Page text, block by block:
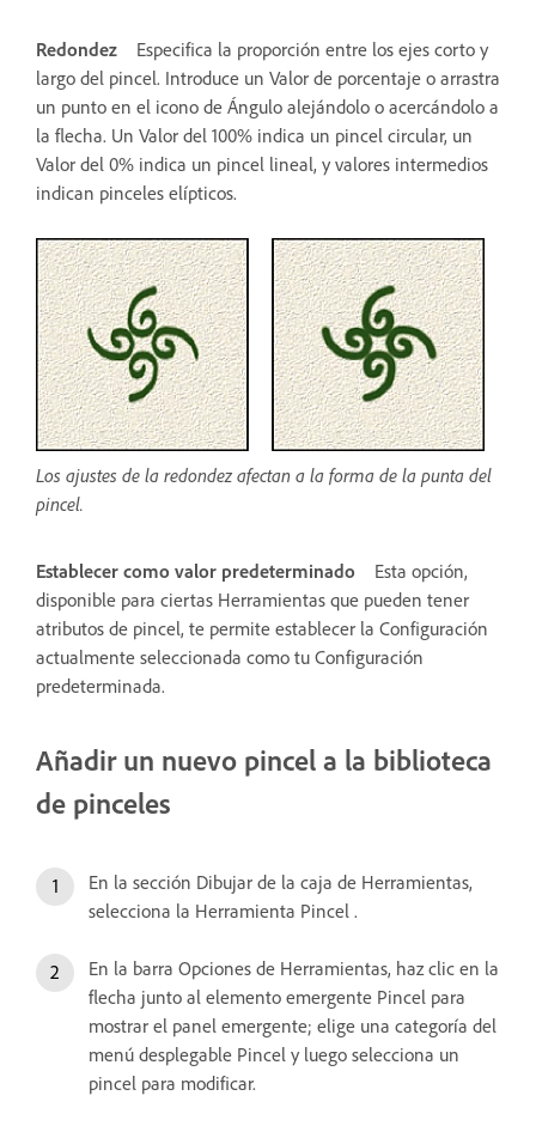
Redondez
Especifica la proporción entre los ejes corto y
largo del pincel. Introduce un Valor de porcentaje o arrastra
un punto en el icono de Ángulo alejándolo o acercándolo a
la flecha. Un Valor del 100% indica un pincel circular, un
Valor del 0% indica un pincel lineal, y valores intermedios
indican pinceles elípticos.
Los ajustes de la redondez afectan a la forma de la punta del
pincel.
Establecer como valor predeterminado
Esta opción,
disponible para ciertas Herramientas que pueden tener
atributos de pincel, te permite establecer la Configuración
actualmente seleccionada como tu Configuración
predeterminada.
Añadir un nuevo pincel a la biblioteca
de pinceles
En la sección Dibujar de la caja de Herramientas,
selecciona la Herramienta Pincel .
En la barra Opciones de Herramientas, haz clic en la
flecha junto al elemento emergente Pincel para
mostrar el panel emergente; elige una categoría del
menú desplegable Pincel y luego selecciona un
pincel para modificar.